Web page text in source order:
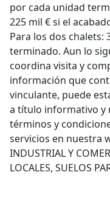
por cada unidad
225 mil € si el
Para los dos chalets:
terminado. Aun lo
coordina visita y
información que
vinculante, puede
a título informativo y
términos y
servicios en nuestra
INDUSTRIAL Y
LOCALES, SUELOS